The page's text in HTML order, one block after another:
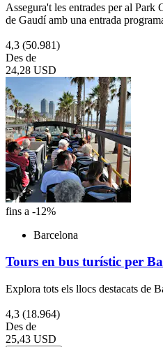
Assegura't les entrades per al
de Gaudí amb una entrada
4,3 (50.981)
Des de
24,28 USD
fins a -12%
Barcelona
Tours en bus turístic per
Explora tots els llocs destacats de
4,3 (18.964)
Des de
25,43 USD